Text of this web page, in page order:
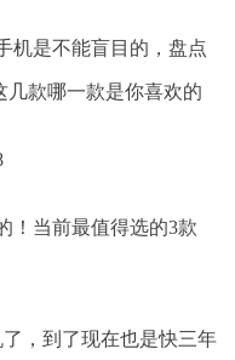
机是不能盲目的，盘点
几款哪一款是你喜欢的
了，到了现在也是快三年